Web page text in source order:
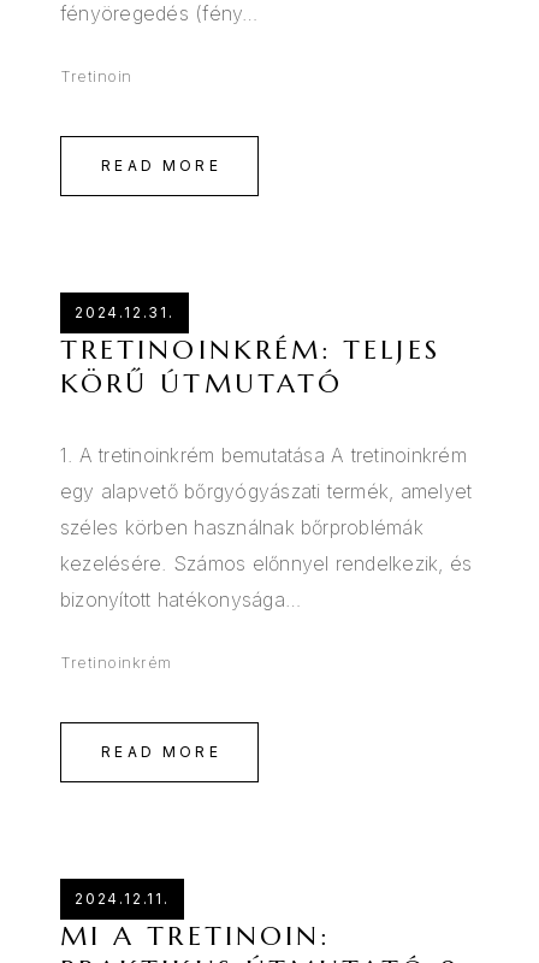
fényöregedés (fény…
Tretinoin
READ MORE
2024.12.31.
TRETINOINKRÉM: TELJES
KÖRŰ ÚTMUTATÓ
1. A tretinoinkrém bemutatása A tretinoinkrém
egy alapvető bőrgyógyászati termék, amelyet
széles körben használnak bőrproblémák
kezelésére. Számos előnnyel rendelkezik, és
bizonyított hatékonysága…
Tretinoinkrém
READ MORE
2024.12.11.
MI A TRETINOIN: